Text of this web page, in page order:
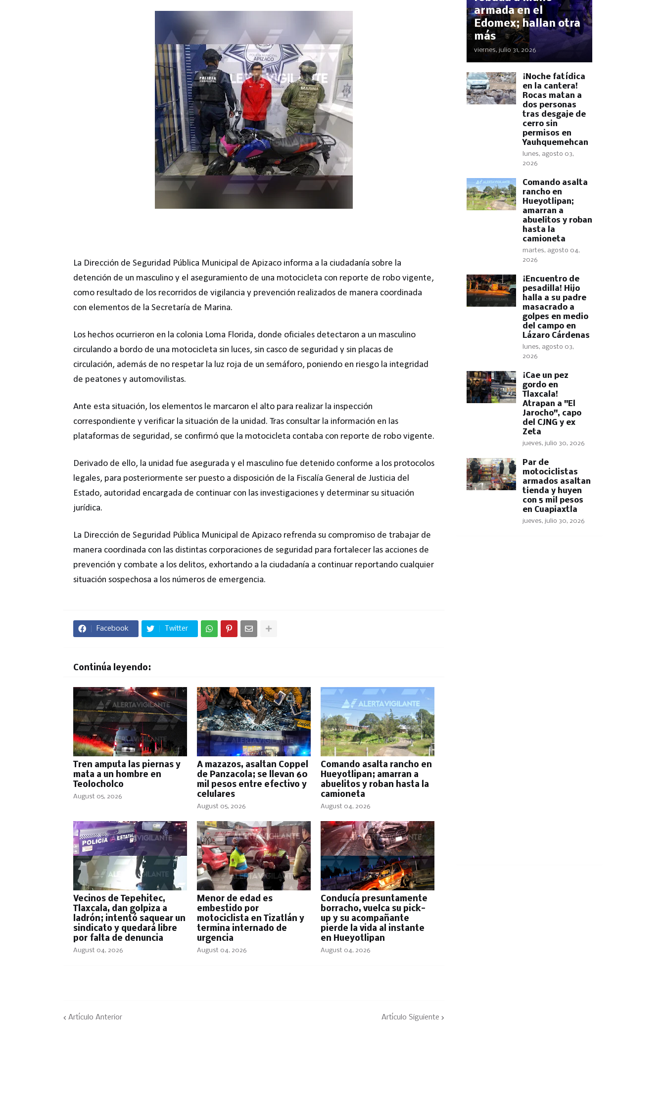
La Dirección de Seguridad Pública Municipal de Apizaco informa a la ciudadanía sobre la
detención de un masculino y el aseguramiento de una motocicleta con reporte de robo vigente,
como resultado de los recorridos de vigilancia y prevención realizados de manera coordinada
con elementos de la Secretaría de Marina.
Los hechos ocurrieron en la colonia Loma Florida, donde oficiales detectaron a un masculino
circulando a bordo de una motocicleta sin luces, sin casco de seguridad y sin placas de
circulación, además de no respetar la luz roja de un semáforo, poniendo en riesgo la integridad
de peatones y automovilistas.
Ante esta situación, los elementos le marcaron el alto para realizar la inspección
correspondiente y verificar la situación de la unidad. Tras consultar la información en las
plataformas de seguridad, se confirmó que la motocicleta contaba con reporte de robo vigente.
Derivado de ello, la unidad fue asegurada y el masculino fue detenido conforme a los protocolos
legales, para posteriormente ser puesto a disposición de la Fiscalía General de Justicia del
Estado, autoridad encargada de continuar con las investigaciones y determinar su situación
jurídica.
La Dirección de Seguridad Pública Municipal de Apizaco refrenda su compromiso de trabajar de
manera coordinada con las distintas corporaciones de seguridad para fortalecer las acciones de
prevención y combate a los delitos, exhortando a la ciudadanía a continuar reportando cualquier
situación sospechosa a los números de emergencia.
Facebook Twitter
Continúa leyendo:
Tren amputa las piernas y
mata a un hombre en
Teolocholco
August 05, 2026
A mazazos, asaltan Coppel
de Panzacola; se llevan 60
mil pesos entre efectivo y
celulares
August 05, 2026
Comando asalta rancho en
Hueyotlipan; amarran a
abuelitos y roban hasta la
camioneta
August 04, 2026
Vecinos de Tepehitec,
Tlaxcala, dan golpiza a
ladrón; intentó saquear un
sindicato y quedará libre
por falta de denuncia
August 04, 2026
Menor de edad es
embestido por
motociclista en Tizatlán y
termina internado de
urgencia
August 04, 2026
Conducía presuntamente
borracho, vuelca su pick-
up y su acompañante
pierde la vida al instante
en Hueyotlipan
August 04, 2026
Artículo Anterior Artículo Siguiente
armada en el
Edomex; hallan otra
más
viernes, julio 31, 2026
​¡Noche fatídica
en la cantera!
Rocas matan a
dos personas
tras desgaje de
cerro sin
permisos en
Yauhquemehcan
lunes, agosto 03,
2026
Comando asalta
rancho en
Hueyotlipan;
amarran a
abuelitos y roban
hasta la
camioneta
martes, agosto 04,
2026
​¡Encuentro de
pesadilla! Hijo
halla a su padre
masacrado a
golpes en medio
del campo en
Lázaro Cárdenas
lunes, agosto 03,
2026
​¡Cae un pez
gordo en
Tlaxcala!
Atrapan a "El
Jarocho", capo
del CJNG y ex
Zeta
jueves, julio 30, 2026
Par de
motociclistas
armados asaltan
tienda y huyen
con 5 mil pesos
en Cuapiaxtla
jueves, julio 30, 2026